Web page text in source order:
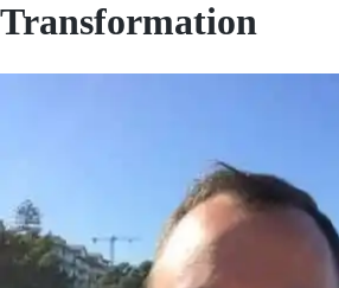
Transformation